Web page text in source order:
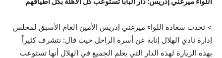
> تحدث سعادة اللواء ميرغني إدريس الأمين العام الأسبق لمجلس
إدارة نادي الهلال إنابة عن أسرة الراحل حيث قال: نتشرف كثيراً
بهذه الزيارة لهذه الدار التي يعلم الجميع في الهلال أنها تستوعب